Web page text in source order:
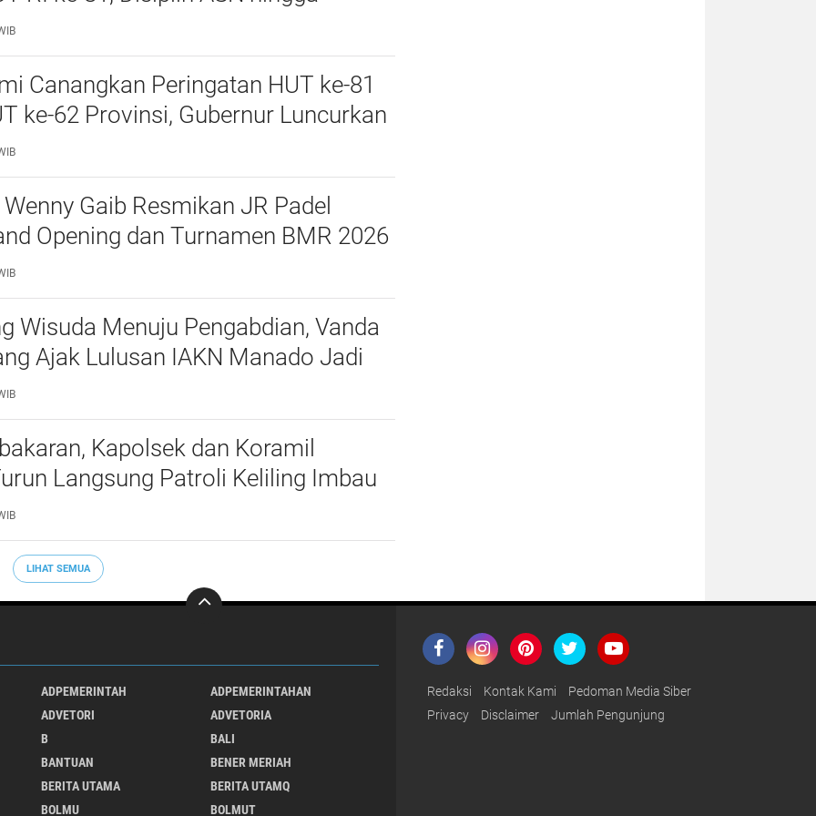
Nino Jadi Sorotan
Canangkan Peringatan HUT ke-81
ke-62 Provinsi, Gubernur Luncurkan
Pajak hingga Pembagian
Kelapa
Gaib Resmikan JR Padel
Opening dan Turnamen BMR 2026
Kotamobagu
Wisuda Menuju Pengabdian, Vanda
Ajak Lulusan IAKN Manado Jadi
bagi Bangsa
Kapolsek dan Koramil
Langsung Patroli Keliling Imbau
Kewaspadaan
LIHAT SEMUA
ADPEMERINTAH
ADPEMERINTAHAN
ADVETORI
ADVETORIA
B
BALI
BANTUAN
BENER MERIAH
BERITA UTAMA
BERITA UTAMQ
BOLMU BOLMUT
Redaksi Kontak Kami
Pedoman Media Siber
Privacy
Disclaimer Jumlah Pengunjung